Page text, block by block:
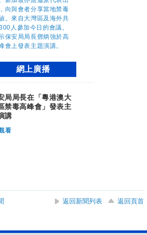
網上廣播
局局長在「粵港澳大
禁毒高峰會」發表主
講
看
返回新聞列表
返回頁首